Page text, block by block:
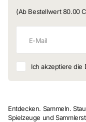
(Ab Bestellwert 80.00
Ich akzeptiere die
Entdecken. Sammeln.
Spielzeuge und